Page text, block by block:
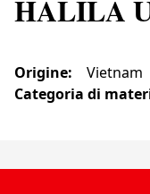
HALILA
Origine:
Vietnam
Categoria di